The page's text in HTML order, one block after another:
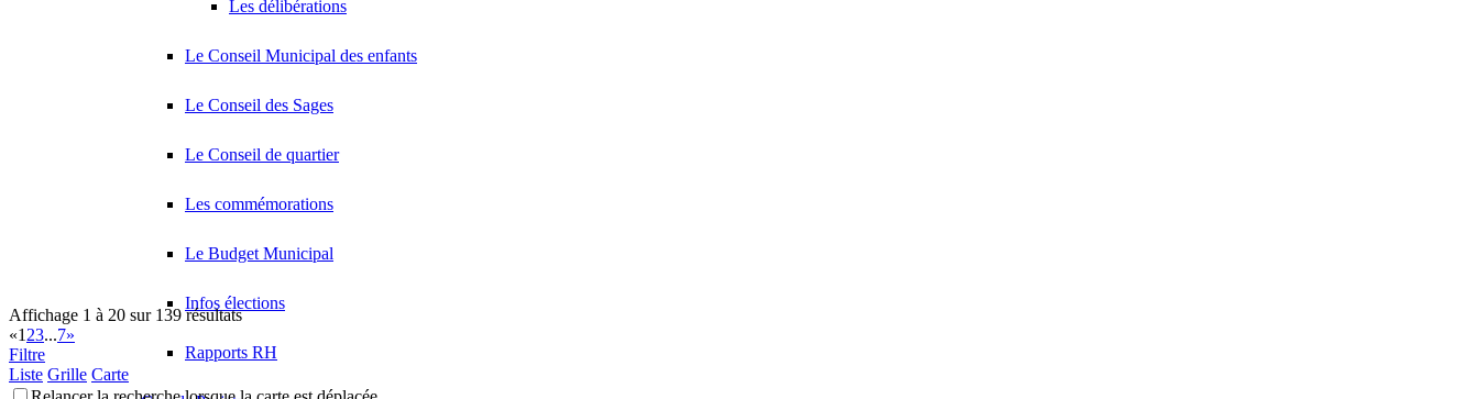
Les délibérations
Le Conseil Municipal des enfants
Le Conseil des Sages
Le Conseil de quartier
Les commémorations
Le Budget Municipal
Infos élections
Rapports RH
Affichage 1 à 20 sur 139 résultats
«1 23...7»
Filtre
Liste Grille Carte